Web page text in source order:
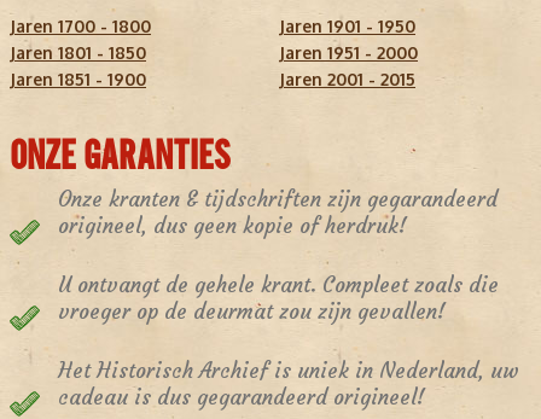
Jaren 1700 - 1800
Jaren 1801 - 1850
Jaren 1851 - 1900
Jaren 1901 - 1950
Jaren 1951 - 2000
Jaren 2001 - 2015
ONZE GARANTIES
Onze kranten & tijdschriften zijn gegarandeerd
origineel, dus geen kopie of herdruk!
U ontvangt de gehele krant. Compleet zoals die
vroeger op de deurmat zou zijn gevallen!
Het Historisch Archief is uniek in Nederland, uw
cadeau is dus gegarandeerd origineel!